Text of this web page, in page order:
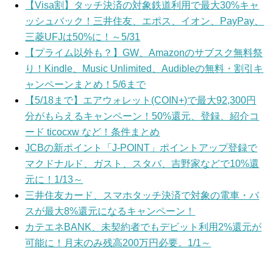
【Visa割】タッチ決済の対象鉄道利用で最大30%キャ
ッシュバック！三井住友、エポス、イオン、PayPay、
三菱UFJは50%に！～5/31
【プライム以外も？】GW、Amazonのサブスク無料祭
り！Kindle、Music Unlimited、Audibleの無料・割引キ
ャンペーンまとめ！5/6まで
【5/18まで】エアウォレット(COIN+)で最大92,300円
分がもらえるキャンペーン！50%還元、登録、紹介コ
ード ticocxw など！条件まとめ
JCBの新ポイント「J-POINT」ポイントアップ登録で
マクドナルド、ガスト、スタバ、吉野家などで10%還
元に！1/13～
三井住友カード、スマホタッチ決済で対象の電車・バ
スが最大8%還元になるキャンペーン！
カテエネBANK、未契約者でもデビット利用2%還元が
可能に！月末のみ残高200万円必要。1/1～